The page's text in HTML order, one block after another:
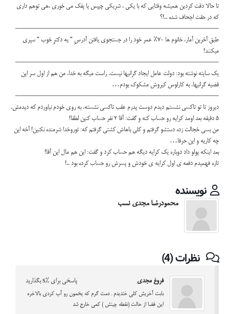
تا حالا دقت كردين هميشه وقتايي كه با يكي ، شريكي چيپس يا پفك مي خوري ،هي توهم داري
كه در حقت اجحاف شده ..!؟
——————————————————————————–
طبق آخرين آمار، خانوم ها ۷۰٪ عمر خود را در جستجوي يافتن آدرسِ ” يه دكترِ خوب ” سپري
ميكنند!
——————————————————————————–
يك سايته نوشته بود: دولت عامل ايجاد گرانيها نيست. راست ميگه به خدا. من هم از اول سر اين
قضيه گرانيها، به كارلوس كيروش مشكوك بودم…
——————————————————————————–
ديروز تا تو تاكسي نشستم ديدم دوست پدرم عقب تاكسي نشسته، به روي خودم نياوردم كه ديدمش.
5 دقيقه بعد اومد كرايه رو حساب كنه و گفت: آقا 2 نفر حساب كنين لطفا!
من بسي خجالت زده دستشو گرفتم و كلي باهاش كشتي گرفتم كه: توروخدا شرمنده نكنين! آخه اين
چه كاريه و اين حرفا…
بعد اينكه پولو داد دوباره يك كرايه ديگه هم حساب كرد و گفت: اين هم مال اين آقا!
تازه فهميدم دفعه ي اول كرايه ي خودش و پسرش رو حساب كرده بود ..!
نویسنده
محمودرضا مجدی نسب
نظرات (4)
فروغ مجدی پاسخی برای %s بگذارید
بابت آخریش کلی خندیدم . دمت گرم که یخمون رو آب کردی بالاخره
این فضا از حالت (نقطه چینش ) کمی خارج شد